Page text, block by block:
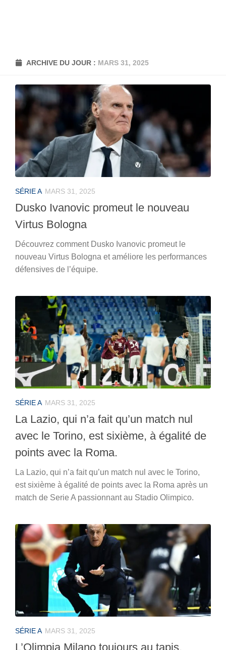
ARCHIVE DU JOUR : MARS 31, 2025
SÉRIE A MARS 31, 2025
Dusko Ivanovic promeut le nouveau
Virtus Bologna
Découvrez comment Dusko Ivanovic promeut le
nouveau Virtus Bologna et améliore les performances
défensives de l’équipe.
SÉRIE A MARS 31, 2025
La Lazio, qui n’a fait qu’un match nul
avec le Torino, est sixième, à égalité de
points avec la Roma.
La Lazio, qui n’a fait qu’un match nul avec le Torino,
est sixième à égalité de points avec la Roma après un
match de Serie A passionnant au Stadio Olimpico.
SÉRIE A MARS 31, 2025
L’Olimpia Milano toujours au tapis,